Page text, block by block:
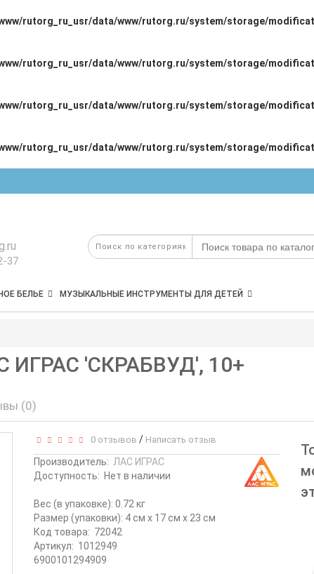
rutorg_ru_usr/data/www/rutorg.ru/system/storage/
rutorg_ru_usr/data/www/rutorg.ru/system/storage/
rutorg_ru_usr/data/www/rutorg.ru/system/storage/
rutorg_ru_usr/data/www/rutorg.ru/system/storage/
37
БЕЛЬЕ МУЗЫКАЛЬНЫЕ ИНСТРУМЕНТЫ ДЛЯ ДЕТЕЙ
'СКРАБВУД', 10+
(0)
0 отзывов / Написать отзыв
Производитель: ЛАС ИГРАС
Доступность: Нет в наличии
Вес (в упаковке): 0.72 кг
Размер (упаковки): 4 см x 17 см x 23 см
Код товара: 72042
Артикул: 1012949
6900101294909